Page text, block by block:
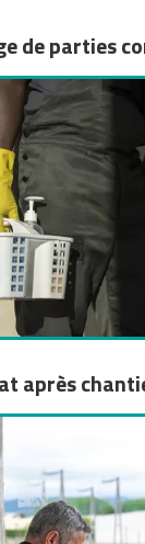
de parties
après